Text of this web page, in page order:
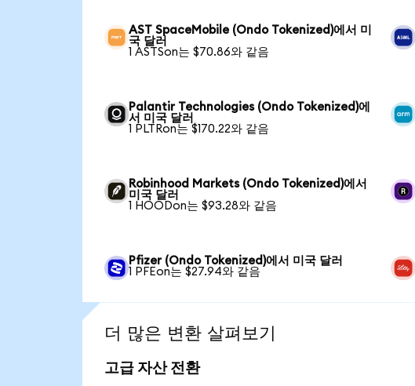
AST SpaceMobile (Ondo Tokenized)에서 미
국 달러
1 ASTSon는 $70.86와 같음
Palantir Technologies (Ondo Tokenized)에
서 미국 달러
1 PLTRon는 $170.22와 같음
Robinhood Markets (Ondo Tokenized)에서
미국 달러
1 HOODon는 $93.28와 같음
Pfizer (Ondo Tokenized)에서 미국 달러
1 PFEon는 $27.94와 같음
더 많은 변환 살펴보기
고급 자산 전환